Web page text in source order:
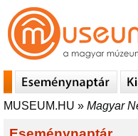
MUSEUM.HU » Magyar